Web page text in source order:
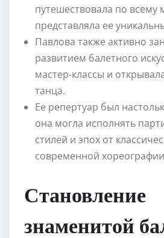
путешествовала по всему
представляла ее
Павлова также активно
развитием балетного
мастер-классы и
танца.
Ее репертуар был
она могла исполнять
стилей и эпох от
современной
Становление
знаменитой